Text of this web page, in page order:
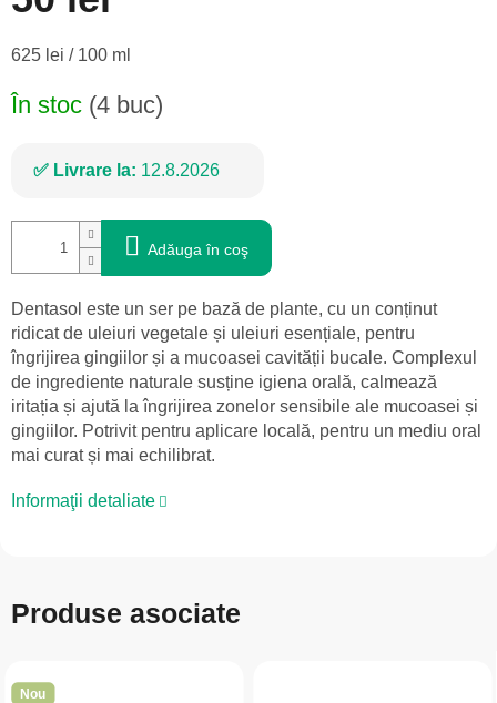
Evaluare
625 lei / 100 ml
În stoc (4 buc)
Livrare la: 12.8.2026
Adăuga în coş
Dentasol este un ser pe bază de plante, cu un conținut
ridicat de uleiuri vegetale și uleiuri esențiale, pentru
îngrijirea gingiilor și a mucoasei cavității bucale. Complexul
de ingrediente naturale susține igiena orală, calmează
iritația și ajută la îngrijirea zonelor sensibile ale mucoasei și
gingiilor. Potrivit pentru aplicare locală, pentru un mediu oral
mai curat și mai echilibrat.
Informaţii detaliate
Produse asociate
Nou